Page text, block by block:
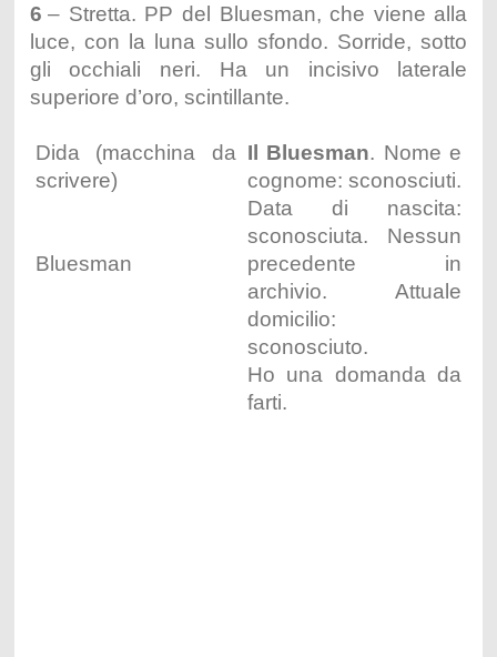
6 – Stretta. PP del Bluesman, che viene alla
luce, con la luna sullo sfondo. Sorride, sotto
gli occhiali neri. Ha un incisivo laterale
superiore d’oro, scintillante.
Dida (macchina da
scrivere)
Bluesman
Il Bluesman. Nome e
cognome: sconosciuti.
Data di nascita:
sconosciuta. Nessun
precedente in
archivio. Attuale
domicilio:
sconosciuto.
Ho una domanda da
farti.